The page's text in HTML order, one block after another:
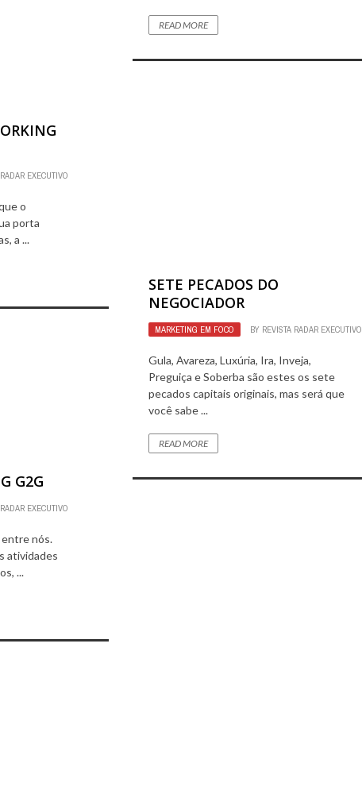
READ MORE
EXECUTIVO
o
porta
a ...
SETE PECADOS DO
NEGOCIADOR
MARKETING EM FOCO BY REVISTA RADAR EXECUTIVO
Gula, Avareza, Luxúria, Ira, Inveja,
Preguiça e Soberba são estes os sete
pecados capitais originais, mas será que
você sabe ...
READ MORE
G2G
EXECUTIVO
nós.
atividades
...